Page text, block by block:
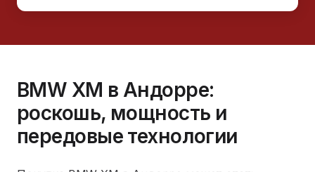
BMW XM в Андорре:
роскошь, мощность и
передовые технологии